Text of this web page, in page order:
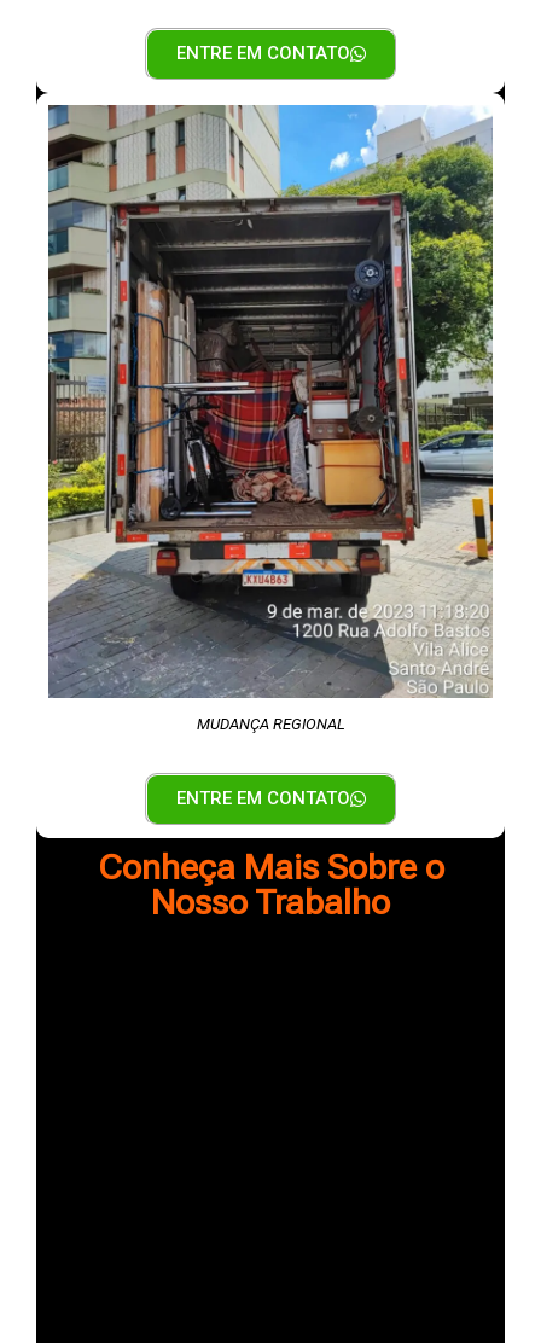
ENTRE EM CONTATO
MUDANÇA REGIONAL
ENTRE EM CONTATO
Conheça Mais Sobre o
Nosso Trabalho